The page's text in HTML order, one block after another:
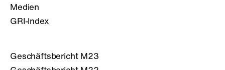
Medien
GRI-Index
Geschäftsbericht M23